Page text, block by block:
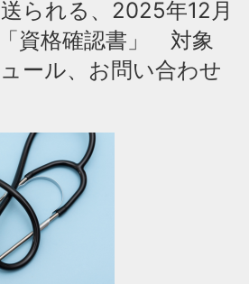
られる、2025年12月
資格確認書」 対象
ール、お問い合わせ